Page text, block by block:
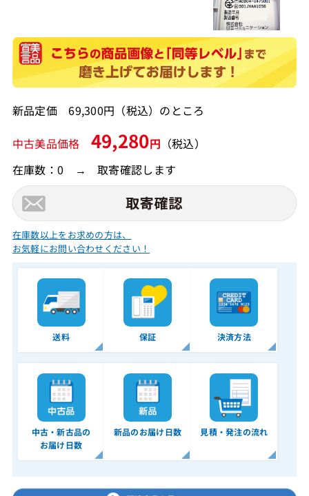
新品定価 69,300円（税込）のところ
中古美品価格 49,280円 （税込）
在庫数：0 → 取寄確認します
在庫数以上をお求めの方は、
お気軽にお問い合わせください！
送料 保証 決済方法
中古・新古品の
お届け日数
新品のお届け日数 見積・発注の流れ